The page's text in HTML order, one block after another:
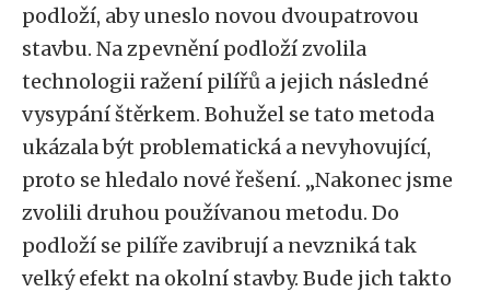
podloží, aby uneslo novou dvoupatrovou
stavbu. Na zpevnění podloží zvolila
technologii ražení pilířů a jejich následné
vysypání štěrkem. Bohužel se tato metoda
ukázala být problematická a nevyhovující,
proto se hledalo nové řešení. „Nakonec jsme
zvolili druhou používanou metodu. Do
podloží se pilíře zavibrují a nevzniká tak
velký efekt na okolní stavby. Bude jich takto